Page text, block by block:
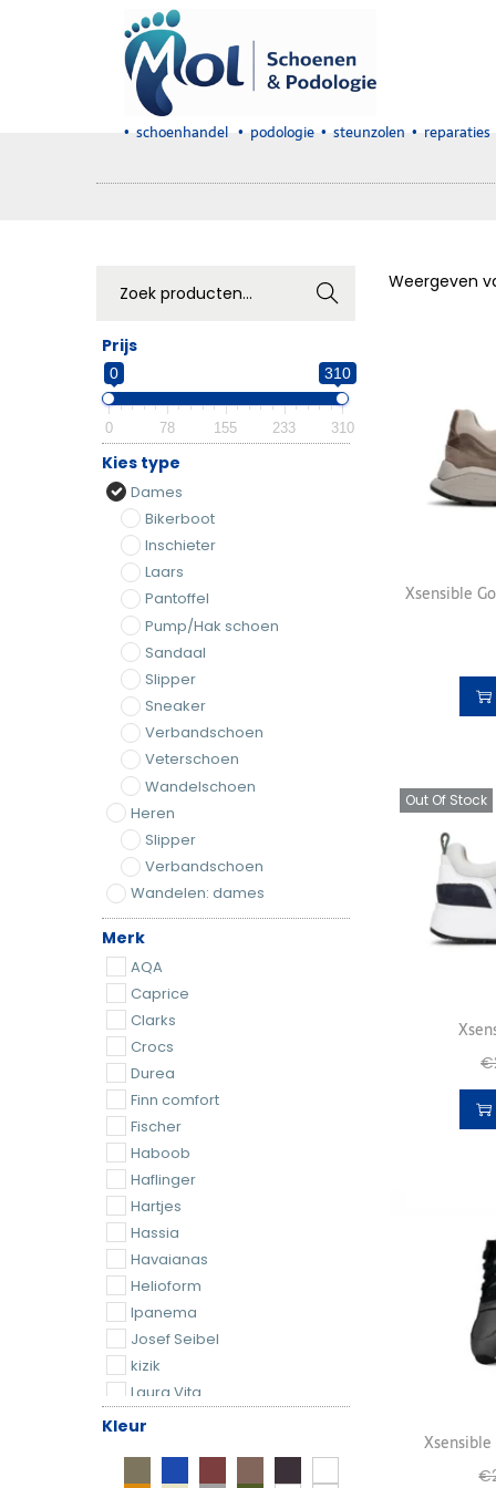
• schoenhandel • podologie • steunzolen • reparaties
Weergeven
Xsensible
Out Of Stock
€
€
Zoeke
Prijs
0 310
0 78 155 233 310
Kies type
Dames
Bikerboot
Inschieter
Laars
Pantoffel
Pump/Hak schoen
Sandaal
Slipper
Sneaker
Verbandschoen
Veterschoen
Wandelschoen
Heren
Slipper
Verbandschoen
Wandelen: dames
Merk
AQA
Caprice
Clarks
Crocs
Durea
Finn comfort
Fischer
Haboob
Haflinger
Hartjes
Hassia
Havaianas
Helioform
Ipanema
Josef Seibel
kizik
Laura Vita
Lazamani
Kleur